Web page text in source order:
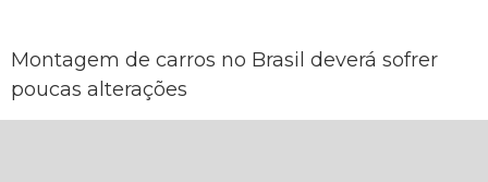
Montagem de carros no Brasil deverá sofrer
poucas alterações